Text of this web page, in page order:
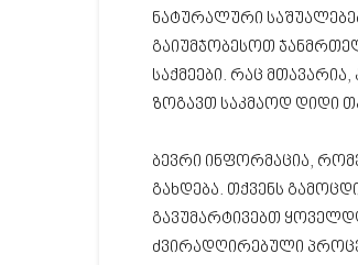
ნატურალური
გაიუმჯობესოთ
საქმეები. რაც
ზოგავთ საკმაოდ დიდი
ბევრი ინფორმაცია,
გახდება. თქვენს
გავუმარტივებთ
ძვირადღირებული